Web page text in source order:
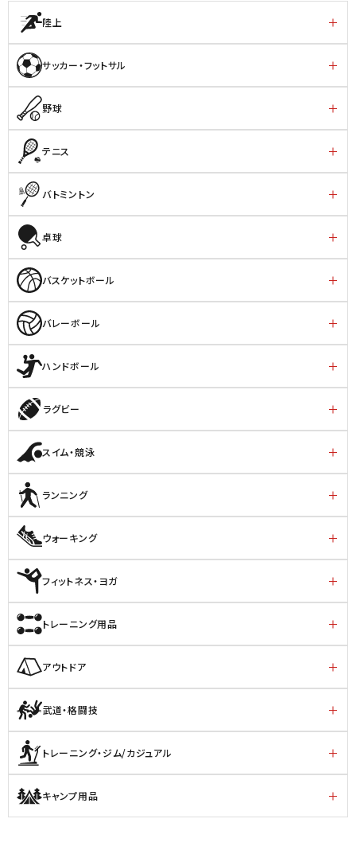
陸上
サッカー・フットサル
野球
テニス
バトミントン
卓球
バスケットボール
バレーボール
ハンドボール
ラグビー
スイム・競泳
ランニング
ウォーキング
フィットネス・ヨガ
トレーニング用品
アウトドア
武道・格闘技
トレーニング・ジム/カジュアル
キャンプ用品